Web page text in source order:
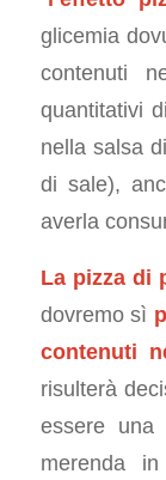
glicemia
contenuti
quantitativi
nella salsa
di sale),
averla
La pizza di
dovremo sì
contenuti
risulterà
essere
merenda